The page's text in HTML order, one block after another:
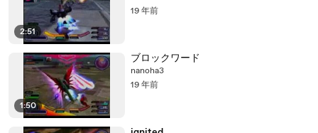
2:51
19 年前
1:50
ブロックワード
nanoha3
19 年前